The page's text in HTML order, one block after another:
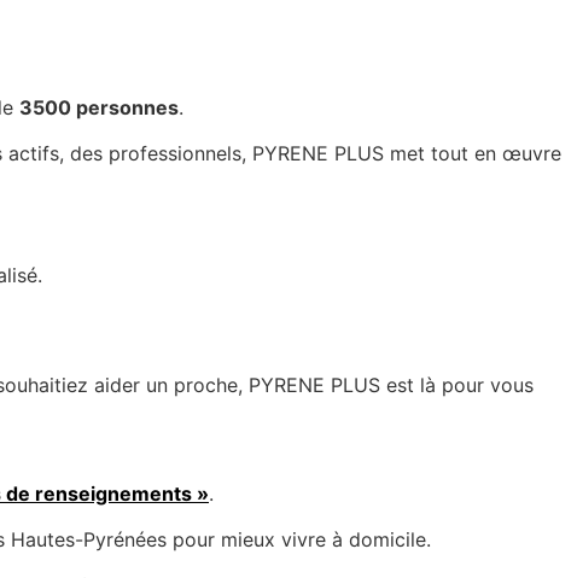
3500 personnes.
des professionnels, PYRENE PLUS met tout en œuvre
aider un proche, PYRENE PLUS est là pour vous
de renseignements ».
Pyrénées pour mieux vivre à domicile.